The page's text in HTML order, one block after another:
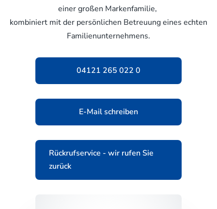
einer großen Markenfamilie,
kombiniert mit der persönlichen Betreuung eines echten
Familienunternehmens.
04121 265 022 0
E-Mail schreiben
Rückrufservice - wir rufen Sie
zurück